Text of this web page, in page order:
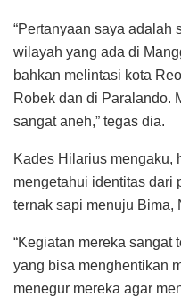
“Pertanyaan saya adalah
wilayah yang ada di
bahkan melintasi kota
Robek dan di Paralando.
sangat aneh,” tegas dia.
Kades Hilarius mengaku,
mengetahui identitas dari
ternak sapi menuju Bima,
“Kegiatan mereka sangat
yang bisa menghentikan
menegur mereka agar